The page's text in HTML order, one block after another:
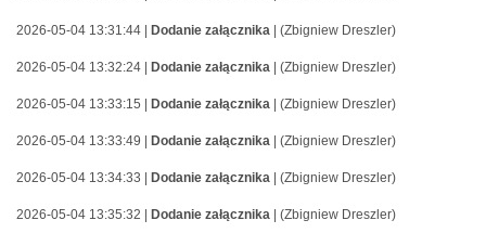
2026-05-04 13:31:44 | Dodanie załącznika | (Zbigniew Dreszler)
2026-05-04 13:32:24 | Dodanie załącznika | (Zbigniew Dreszler)
2026-05-04 13:33:15 | Dodanie załącznika | (Zbigniew Dreszler)
2026-05-04 13:33:49 | Dodanie załącznika | (Zbigniew Dreszler)
2026-05-04 13:34:33 | Dodanie załącznika | (Zbigniew Dreszler)
2026-05-04 13:35:32 | Dodanie załącznika | (Zbigniew Dreszler)